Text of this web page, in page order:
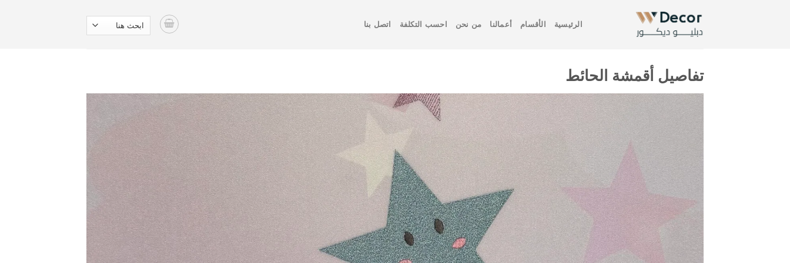
الرئيسية الأقسام أعمالنا من نحن احسب التكلفة اتصل بنا
تفاصيل أقمشة الحائط